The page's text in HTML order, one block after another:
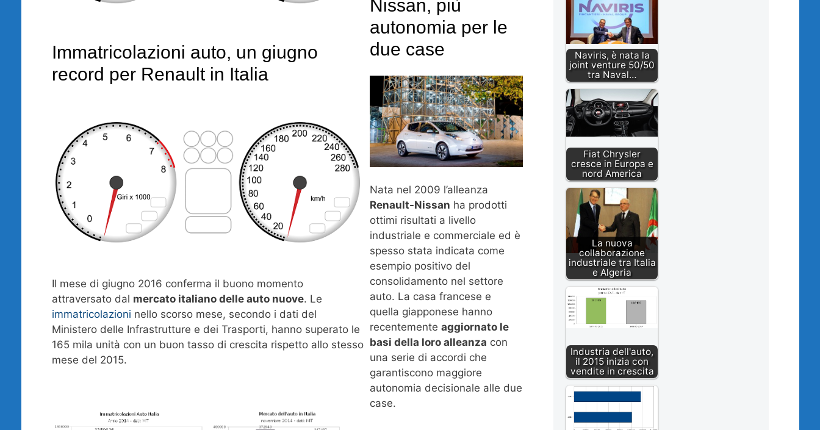
Immatricolazioni auto, un giugno
record per Renault in Italia
Il mese di giugno 2016 conferma il buono momento
attraversato dal mercato italiano delle auto nuove. Le
immatricolazioni nello scorso mese, secondo i dati del
Ministero delle Infrastrutture e dei Trasporti, hanno superato le
165 mila unità con un buon tasso di crescita rispetto allo stesso
mese del 2015.
Nissan, più
autonomia per le
due case
Nata nel 2009 l’alleanza
Renault-Nissan ha prodotti
ottimi risultati a livello
industriale e commerciale ed è
spesso stata indicata come
esempio positivo del
consolidamento nel settore
auto. La casa francese e
quella giapponese hanno
recentementeaggiornato le
basi della loro alleanza con
una serie di accordi che
garantiscono maggiore
autonomia decisionale alle due
case.
Naviris, è nata la
joint venture 50/50
tra Naval…
Fiat Chrysler
cresce in Europa e
nord America
La nuova
collaborazione
industriale tra Italia
e Algeria
Industria dell'auto,
il 2015 inizia con
vendite in crescita